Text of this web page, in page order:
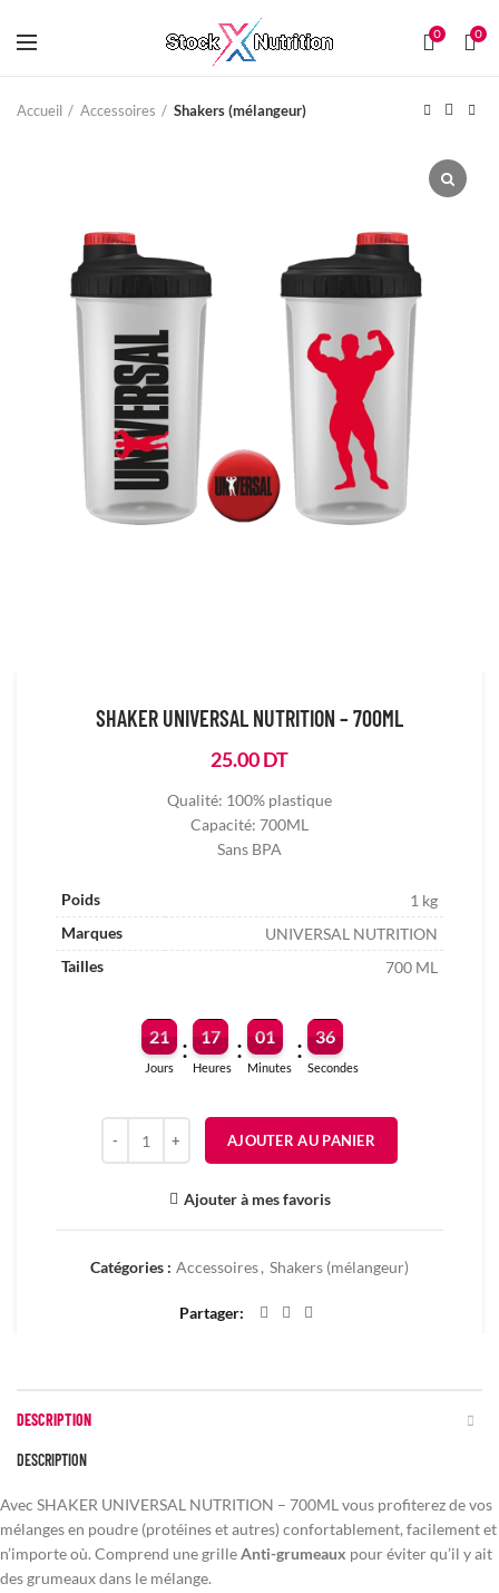
0 0
Accueil Accessoires Shakers (mélangeur)
SHAKER UNIVERSAL NUTRITION – 700ML
25.00DT
Qualité: 100% plastique
Capacité: 700ML
Sans BPA
Poids
1 kg
Marques
UNIVERSAL NUTRITION
Tailles
700 ML
21
Jours
: 17
Heures
: 01
Minutes
: 36
Secondes
quantité de SHAKER UNIVERSAL NUTRITION – 700ML
AJOUTER AU PANIER
Ajouter à mes favoris
Catégories : Accessoires , Shakers (mélangeur)
Partager
DESCRIPTION
DESCRIPTION
Avec SHAKER UNIVERSAL NUTRITION – 700ML vous profiterez de vos
mélanges en poudre (protéines et autres) confortablement, facilement et
n’importe où. Comprend une grilleAnti-grumeaux pour éviter qu’il y ait
des grumeaux dans le mélange.